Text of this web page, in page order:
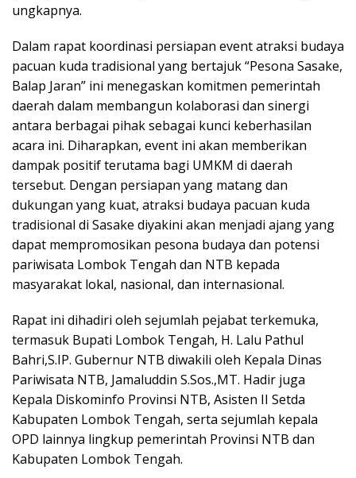
ungkapnya.
Dalam rapat koordinasi persiapan event atraksi budaya
pacuan kuda tradisional yang bertajuk “Pesona Sasake,
Balap Jaran” ini menegaskan komitmen pemerintah
daerah dalam membangun kolaborasi dan sinergi
antara berbagai pihak sebagai kunci keberhasilan
acara ini. Diharapkan, event ini akan memberikan
dampak positif terutama bagi UMKM di daerah
tersebut. Dengan persiapan yang matang dan
dukungan yang kuat, atraksi budaya pacuan kuda
tradisional di Sasake diyakini akan menjadi ajang yang
dapat mempromosikan pesona budaya dan potensi
pariwisata Lombok Tengah dan NTB kepada
masyarakat lokal, nasional, dan internasional.
Rapat ini dihadiri oleh sejumlah pejabat terkemuka,
termasuk Bupati Lombok Tengah, H. Lalu Pathul
Bahri,S.IP. Gubernur NTB diwakili oleh Kepala Dinas
Pariwisata NTB, Jamaluddin S.Sos.,MT. Hadir juga
Kepala Diskominfo Provinsi NTB, Asisten II Setda
Kabupaten Lombok Tengah, serta sejumlah kepala
OPD lainnya lingkup pemerintah Provinsi NTB dan
Kabupaten Lombok Tengah.